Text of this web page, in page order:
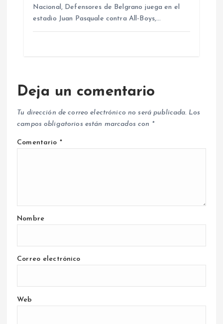
Nacional, Defensores de Belgrano juega en el
estadio Juan Pasquale contra All-Boys,…
Deja un comentario
Tu dirección de correo electrónico no será publicada. Los
campos obligatorios están marcados con *
Comentario *
Nombre
Correo electrónico
Web